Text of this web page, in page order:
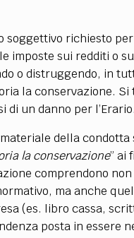
soggettivo richiesto
imposte sui redditi o
o distruggendo, in
la conservazione.
di un danno per
della condotta
la conservazione” ai
comprendono
ma anche
(es. libro cassa,
posta in essere